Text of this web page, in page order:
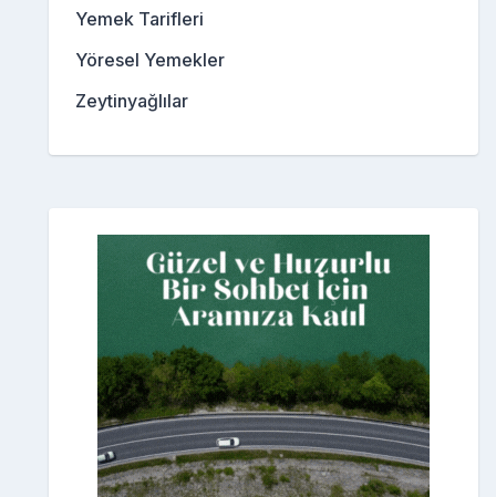
Yemek Tarifleri
Yöresel Yemekler
Zeytinyağlılar